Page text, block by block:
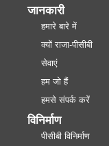
जानकारी
हमारे बारे में
क्यों राजा-पीसीबी
सेवाएं
हम जो हैं
हमसे संपर्क करें
विनिर्माण
पीसीबी विनिर्माण